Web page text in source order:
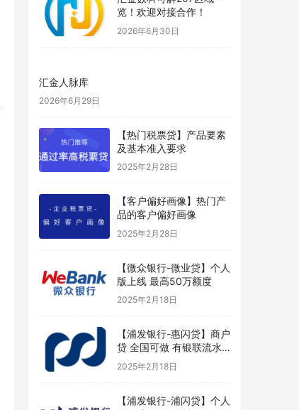
览！欢迎对接合作！
2026年6月30日
汇金人脉库
2026年6月29日
【热门税票贷】产品要素
及基本准入要求
2025年2月28日
【客户偏好画像】热门产
品的客户偏好画像
2025年2月28日
【微众银行-微业贷】个人
版上线 最高50万额度
2025年2月18日
【浦发银行-惠闪贷】商户
贷 全国可做 有银联流水
好申请
2025年2月18日
【浦发银行-浦闪贷】个人